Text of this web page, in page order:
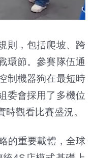
則，包括爬坡、跨
環節。參賽隊伍通
制機器狗在最短時
委會採用了多機位
觀看比賽盛況。
的重要載體，全球